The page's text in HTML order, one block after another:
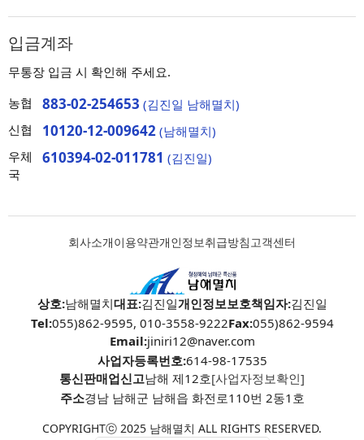
입금계좌
무통장 입금 시 확인해 주세요.
농협
883-02-254653 (김진일 남해멸치)
신협
10120-12-009642 (남해멸치)
우체
국
610394-02-011781 (김진일)
회사소개이용약관개인정보취급방침고객센터
상호:남해멸치대표:김진일개인정보보호책임자:김진일
Tel:055)862-9595, 010-3558-9222Fax:055)862-9594
Email:jiniri12@naver.com
사업자등록번호:614-98-17535
통신판매업신고남해 제12호[사업자정보확인]
주소경남 남해군 남해읍 화전로110번 2동1호
COPYRIGHTⓒ 2025 남해멸치 ALL RIGHTS RESERVED.